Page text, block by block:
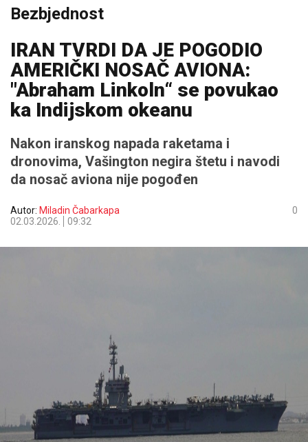
Bezbjednost
IRAN TVRDI DA JE POGODIO
AMERIČKI NOSAČ AVIONA:
"Abraham Linkoln“ se povukao
ka Indijskom okeanu
Nakon iranskog napada raketama i
dronovima, Vašington negira štetu i navodi
da nosač aviona nije pogođen
Autor: Miladin Čabarkapa
02.03.2026.
09:32
0